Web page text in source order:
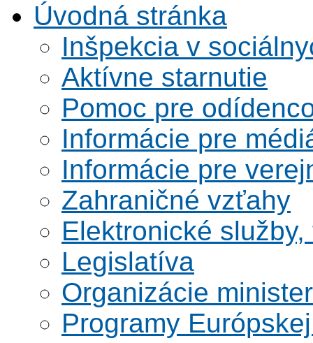
Úvodná stránka
Inšpekcia v
Aktívne starnutie
Pomoc pre
Informácie pre
Informácie pre
Zahraničné vzťahy
Elektronické
Legislatíva
Organizácie
Programy